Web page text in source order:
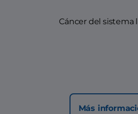
Cáncer del sistema
Más